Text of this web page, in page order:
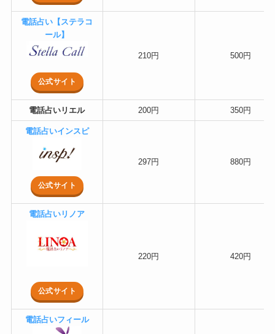
電話占い【ステラコ
ール】
公式サイト
210円 500円
電話占いリエル 200円 350円
電話占いインスピ
公式サイト
297円 880円
電話占いリノア
公式サイト
220円 420円
電話占いフィール